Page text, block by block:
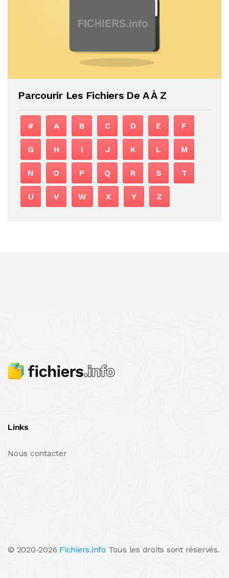
Parcourir Les Fichiers De A À Z
# A B C D E F
G H I J K L M
N O P Q R S T
U V W X Y Z
Links
Nous contacter
© 2020-2026 Fichiers.info Tous les droits sont réservés.